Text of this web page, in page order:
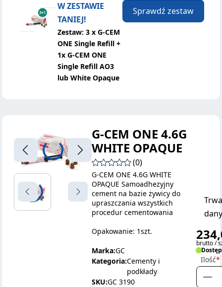
W ZESTAWIE
TANIEJ!
Zestaw: 3 x G-CEM
ONE Single Refill +
1x G-CEM ONE
Single Refill AO3
lub White Opaque
Sprawdź zestaw
G-CEM ONE 4.6G
WHITE OPAQUE
(0)
G-CEM ONE 4.6G WHITE
OPAQUE Samoadhezyjny
cement na bazie żywicy do
upraszczania wszystkich
procedur cementowania
Opakowanie: 1szt.
Marka:GC
Kategoria:Cementy i
podkłady
SKU:GC 3190
brutto /
Ilość